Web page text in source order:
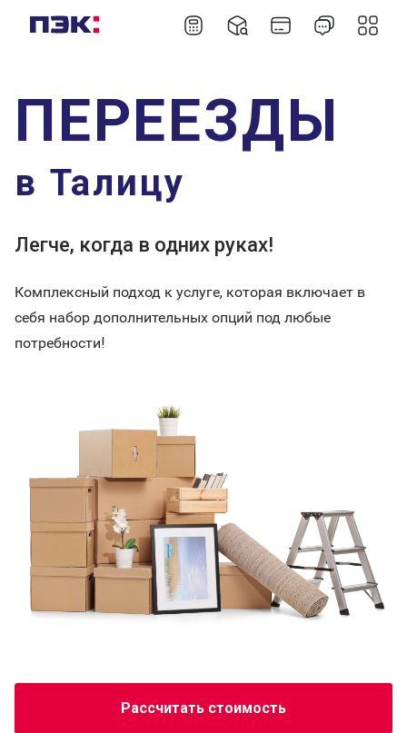
ПЕРЕЕЗДЫ
в Талицу
Легче, когда в одних руках!
Комплексный подход к услуге, которая включает в
себя набор дополнительных опций под любые
потребности!
Рассчитать стоимость